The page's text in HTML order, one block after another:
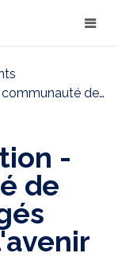
pour construire l'avenir
-
de